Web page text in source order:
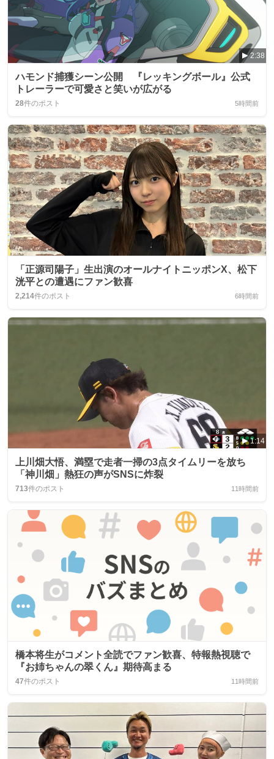
2:38
ハモンド捕獲シーン公開 『レッキングボール』公式
トレーラーで可愛さと笑いが広がる
28件のポスト 5時間前
「正源司陽子」生出演のオールナイトニッポンX、松下
洸平との遭遇にファン歓喜
2,214件のポスト 6時間前
1:14
上川畑大悟、満塁で走者一掃の3点タイムリーを放ち
「神川畑」熱狂の声がSNSに炸裂
713件のポスト 11時間前
橋本将生がコメント全読でファン歓喜、特報熱視聴で
『お姉ちゃんの翠くん』期待高まる
47件のポスト 11時間前